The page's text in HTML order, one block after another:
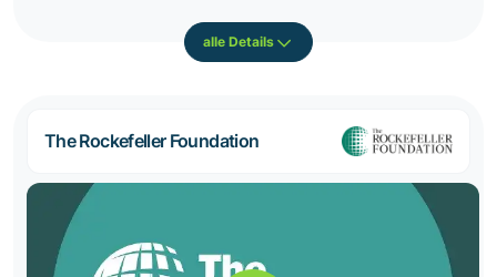
alle Details
The Rockefeller Foundation